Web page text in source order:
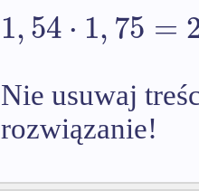
1,54⋅ 1,75 =
Nie usuwaj
rozwiązanie!